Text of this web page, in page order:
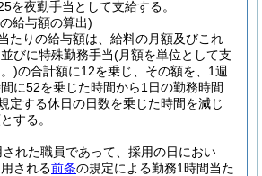
を夜勤手当として支給する。
給与額の算出)
たりの給与額は、給料の月額及びこれ
びに特殊勤務手当(月額を単位として支
)の合計額に12を乗じ、その額を、1週
に52を乗じた時間から1日の勤務時間
定する休日の日数を乗じた時間を減じ
する。
れた職員であって、採用の日におい
される前条の規定による勤務1時間当た